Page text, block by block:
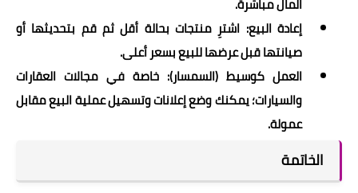
إعادة البيع: اشترِ منتجات بحالة أقل ثم قم بتحديثها أو
صيانتها قبل عرضها للبيع بسعر أعلى.
العمل كوسيط (السمسار): خاصة في مجالات العقارات
والسيارات؛ يمكنك وضع إعلانات وتسهيل عملية البيع مقابل
عمولة.
الخاتمة